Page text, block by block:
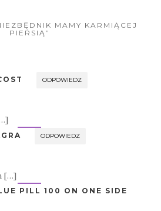
MAMY KARMIĄCEJ
PIERSIĄ”
ODPOWIEDZ
ODPOWIEDZ
[…]
PILL 100 ON ONE SIDE